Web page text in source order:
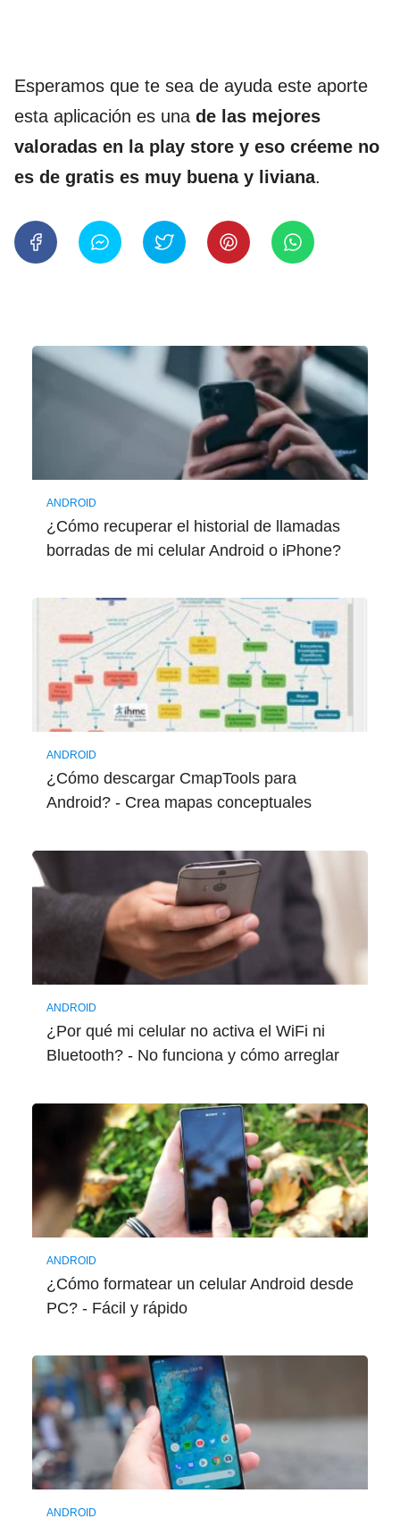
Esperamos que te sea de ayuda este aporte
esta aplicación es una de las mejores
valoradas en la play store y eso créeme no
es de gratis es muy buena y liviana.
ANDROID
¿Cómo recuperar el historial de llamadas
borradas de mi celular Android o iPhone?
ANDROID
¿Cómo descargar CmapTools para
Android? - Crea mapas conceptuales
ANDROID
¿Por qué mi celular no activa el WiFi ni
Bluetooth? - No funciona y cómo arreglar
ANDROID
¿Cómo formatear un celular Android desde
PC? - Fácil y rápido
ANDROID